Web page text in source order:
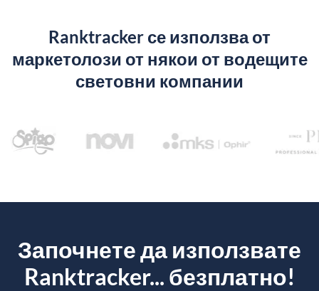
Ranktracker се използва от
маркетолози от някои от водещите
световни компании
Започнете да използвате
Ranktracker... безплатно!